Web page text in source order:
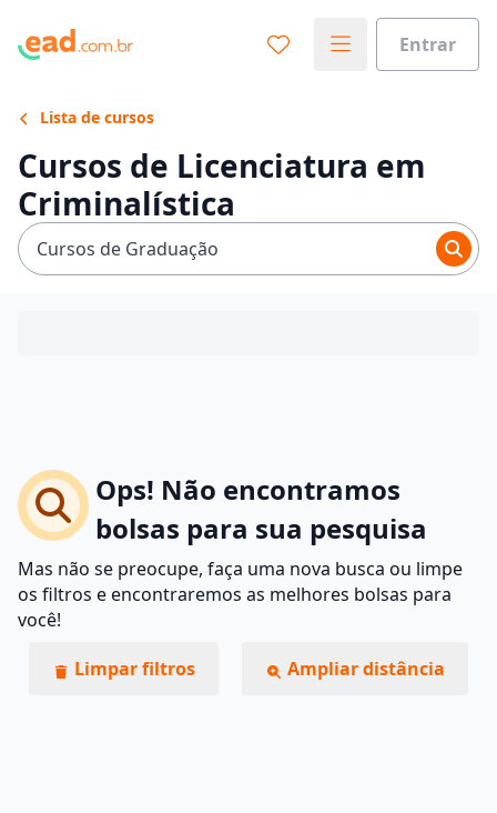
Entrar
Lista de cursos
Cursos de Licenciatura em
Criminalística
Cursos de Graduação
Ops! Não encontramos
bolsas para sua pesquisa
Mas não se preocupe, faça uma nova busca ou limpe
os filtros e encontraremos as melhores bolsas para
você!
Limpar filtros
Ampliar distância